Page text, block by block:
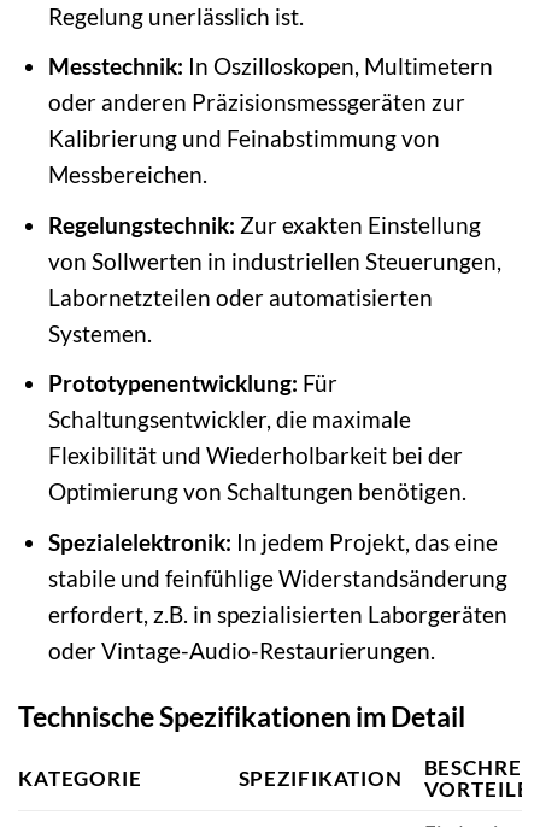
Regelung unerlässlich ist.
Messtechnik: In Oszilloskopen, Multimetern
oder anderen Präzisionsmessgeräten zur
Kalibrierung und Feinabstimmung von
Messbereichen.
Regelungstechnik: Zur exakten Einstellung
von Sollwerten in industriellen Steuerungen,
Labornetzteilen oder automatisierten
Systemen.
Prototypenentwicklung: Für
Schaltungsentwickler, die maximale
Flexibilität und Wiederholbarkeit bei der
Optimierung von Schaltungen benötigen.
Spezialelektronik: In jedem Projekt, das eine
stabile und feinfühlige Widerstandsänderung
erfordert, z.B. in spezialisierten Laborgeräten
oder Vintage-Audio-Restaurierungen.
Technische Spezifikationen im Detail
KATEGORIE SPEZIFIKATION
VORTEILE